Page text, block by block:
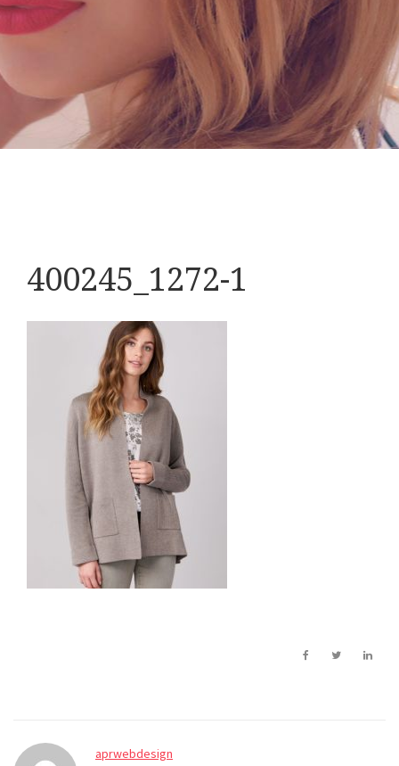
400245_1272-1
aprwebdesign